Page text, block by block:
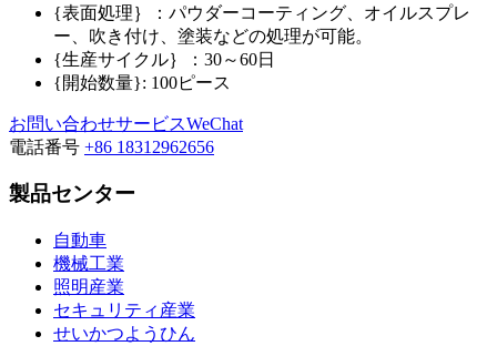
{表面処理｝：パウダーコーティング、オイルスプレ
ー、吹き付け、塗装などの処理が可能。
{生産サイクル｝：30～60日
{開始数量}: 100ピース
お問い合わせサービスWeChat
電話番号 +86 18312962656
製品センター
自動車
機械工業
照明産業
セキュリティ産業
せいかつようひん